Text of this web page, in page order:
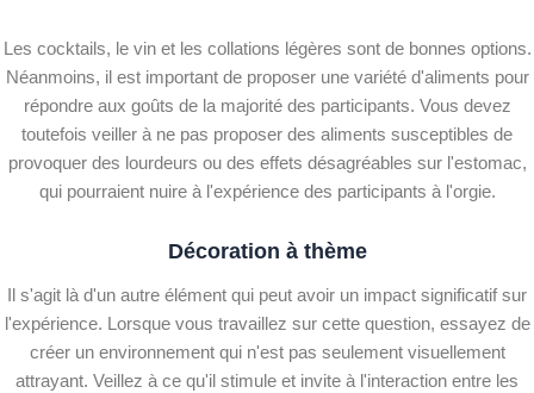
Les cocktails, le vin et les collations légères sont de bonnes options.
Néanmoins, il est important de proposer une variété d'aliments pour
répondre aux goûts de la majorité des participants. Vous devez
toutefois veiller à ne pas proposer des aliments susceptibles de
provoquer des lourdeurs ou des effets désagréables sur l'estomac,
qui pourraient nuire à l'expérience des participants à l'orgie.
Décoration à thème
Il s'agit là d'un autre élément qui peut avoir un impact significatif sur
l'expérience. Lorsque vous travaillez sur cette question, essayez de
créer un environnement qui n'est pas seulement visuellement
attrayant. Veillez à ce qu'il stimule et invite à l'interaction entre les